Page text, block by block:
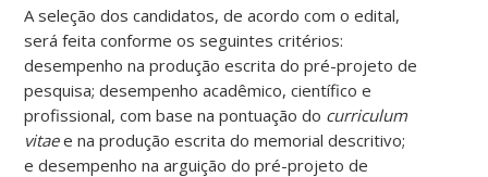
A seleção dos candidatos, de acordo com o edital,
será feita conforme os seguintes critérios:
desempenho na produção escrita do pré-projeto de
pesquisa; desempenho acadêmico, científico e
profissional, com base na pontuação do curriculum
vitaee na produção escrita do memorial descritivo;
e desempenho na arguição do pré-projeto de